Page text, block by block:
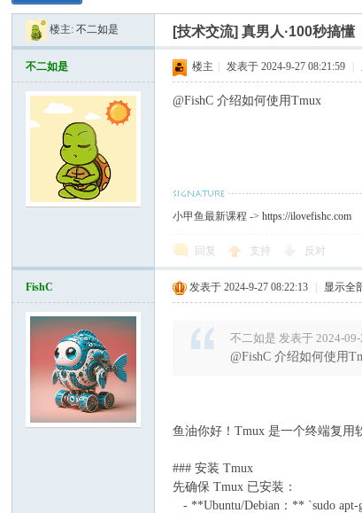
» › ›
楼主:不二如是 [技术交流]真男人·100秒搞懂
不二如是 楼主 发表于 2024-9-27 08:21:59
@FishC 介绍如何使用Tmux
小甲鱼最新课程 ->https://ilovefishc.com
回复 支持 反对
FishC 发表于 2024-9-27 08:22:13 显示全
不二如是 发表于 2024-
@FishC 介绍如何使用
鱼油你好！Tmux 是一个终端复用
### 安装 Tmux
先确保 Tmux 已安装：
- **Ubuntu/Debian：** `sudo apt-